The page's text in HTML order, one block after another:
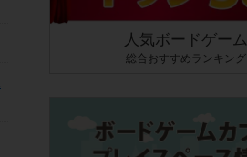
人気ボードゲーム
総合おすすめランキング